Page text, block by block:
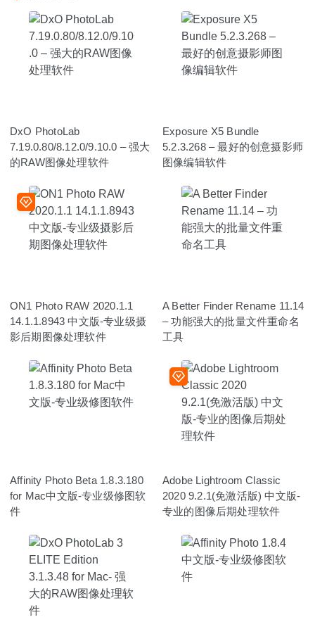
DxO PhotoLab
7.19.0.80/8.12.0/9.10.0 – 强大
的RAW图像处理软件
Exposure X5 Bundle
5.2.3.268 – 最好的创意摄影师
图像编辑软件
ON1 Photo RAW 2020.1.1
14.1.1.8943 中文版-专业级摄
影后期图像处理软件
A Better Finder Rename 11.14
– 功能强大的批量文件重命名
工具
Affinity Photo Beta 1.8.3.180
for Mac中文版-专业级修图软
件
Adobe Lightroom Classic
2020 9.2.1(免激活版) 中文版-
专业的图像后期处理软件